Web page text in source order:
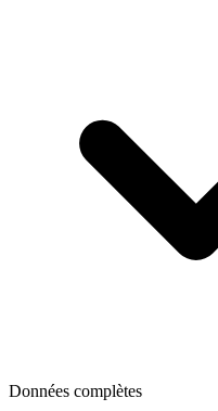
Données complètes